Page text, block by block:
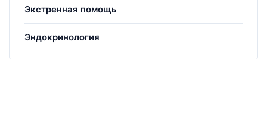
Экстренная помощь
Эндокринология